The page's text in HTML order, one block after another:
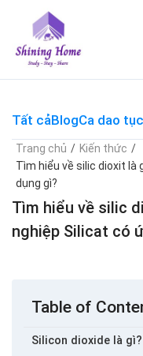
content
Tất cảBlogCa dao
Trang chủ / Kiến thức /
Tìm hiểu về silic dioxit là
dụng gì?
Tìm hiểu về silic
nghiệp Silicat có
Table of
Silicon dioxide là gì?